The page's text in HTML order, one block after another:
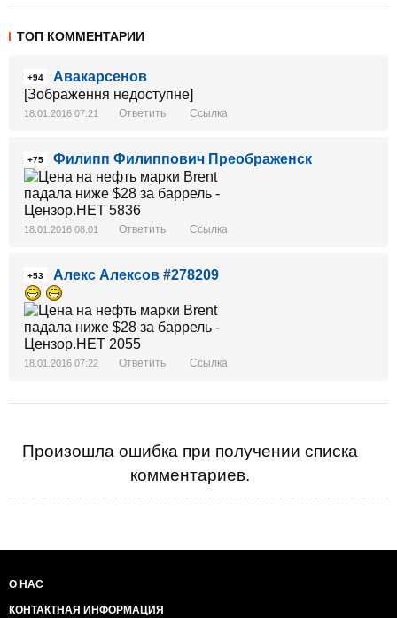
ТОП КОММЕНТАРИИ
+94
Авакарсенов
[Зображення недоступне]
18.01.2016 07:21 Ответить Ссылка
+75 Филипп Филиппович Преображенск
18.01.2016 08:01 Ответить Ссылка
+53 Алекс Алексов #278209
18.01.2016 07:22 Ответить Ссылка
Произошла ошибка при получении списка
комментариев.
О НАС
КОНТАКТНАЯ ИНФОРМАЦИЯ